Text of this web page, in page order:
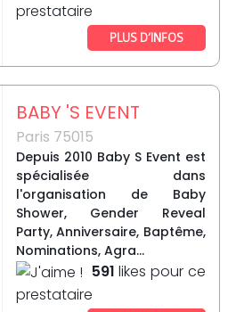
prestataire
PLUS D’INFOS
BABY 'S EVENT
Paris 75015
Depuis 2010 Baby S Event est
spécialisée dans
l'organisation de Baby
Shower, Gender Reveal
Party, Anniversaire, Baptême,
Nominations, Agra...
591 likes pour ce
prestataire